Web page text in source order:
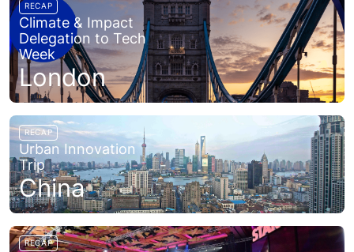
RECAP
Climate & Impact
Delegation to Tech
Week
London
RECAP
Urban Innovation
Trip
China
RECAP